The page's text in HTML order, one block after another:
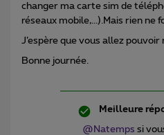
changer ma carte sim de
réseaux mobile,...).Mais rien ne
J’espère que vous allez pouvoir
Bonne journée.
Meilleure
@Natemps si